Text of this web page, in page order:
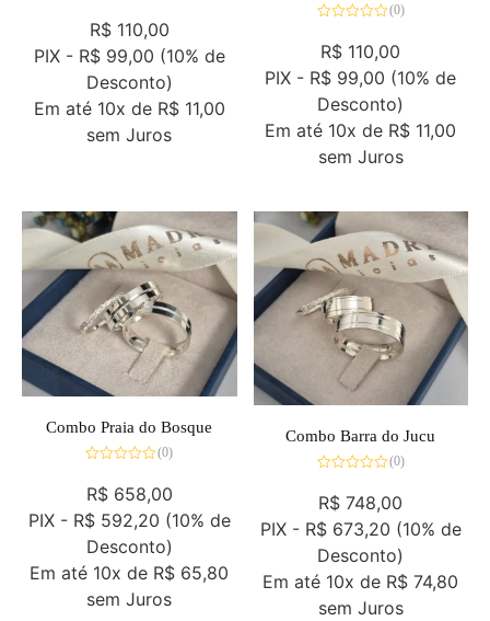
0
de
5
R$110,00
PIX - R$ 99,00 (10% de
Desconto)
Em até 10x deR$ 11,00
sem Juros
0
de
5
(0)
R$ 110,00
PIX - R$ 99,00 (10% de
Desconto)
Em até 10x de R$ 11,00
sem Juros
Combo Praia do Bosque
0
de
5
(0)
R$658,00
PIX - R$ 592,20 (10% de
Desconto)
Em até 10x de R$ 65,80
sem Juros
Combo Barra do Jucu
0
de
5
(0)
R$ 748,00
PIX - R$ 673,20 (10% de
Desconto)
Em até 10x de R$ 74,80
sem Juros